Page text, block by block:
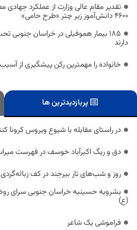
تقدیر مقام عالی وزارت از عملکرد
۴۶۰۰ دانش‌آموز زیر چتر «طرح حامی»
۱۸۵ بیمار هموفیلی در خراسان
دارند
خانواده را مهمترین رکن پیشگیری از
پربازدیدترین ها
در راستای مقابله با شیوع ویروس کرونا
دق و ریگ اکبرآباد خوسف در فهرست
روز و شب‌های تار بیرجند در کف
بشرویه حسینیه خراسان جنوبی سرای
(ع)
فراموشی یک شاعر